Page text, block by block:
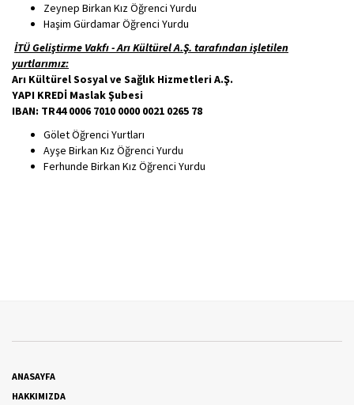
Zeynep Birkan Kız Öğrenci Yurdu
Haşim Gürdamar Öğrenci Yurdu
İTÜ Geliştirme Vakfı - Arı Kültürel A.Ş. tarafından işletilen
yurtlarımız:
Arı Kültürel Sosyal ve Sağlık Hizmetleri A.Ş.
YAPI KREDİ Maslak Şubesi
IBAN: TR44 0006 7010 0000 0021 0265 78
Gölet Öğrenci Yurtları
Ayşe Birkan Kız Öğrenci Yurdu
Ferhunde Birkan Kız Öğrenci Yurdu
ANASAYFA
HAKKIMIZDA